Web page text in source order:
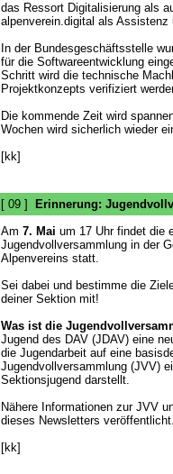
das Ressort Digitalisierung als
alpenverein.digital als Assistenz
In der Bundesgeschäftsstelle
für die Softwareentwicklung
Schritt wird die technische
Projektkonzepts verifiziert
Die kommende Zeit wird
Wochen wird sicherlich wieder
[kk]
[ 09 ]
Erinnerung:
Am 7. Mai um 17 Uhr findet die
Jugendvollversammlung in der
Alpenvereins statt.
Sei dabei und bestimme die
deiner Sektion mit!
Was ist die
Jugend des DAV (JDAV) eine
die Jugendarbeit auf eine
Jugendvollversammlung (JVV)
Sektionsjugend darstellt.
Nähere Informationen zur JVV
dieses Newsletters
[kk]